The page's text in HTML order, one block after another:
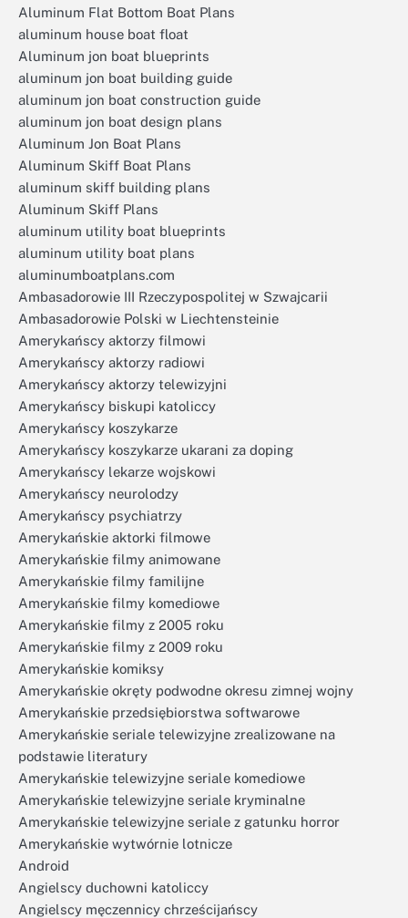
Aluminum Flat Bottom Boat Plans
aluminum house boat float
Aluminum jon boat blueprints
aluminum jon boat building guide
aluminum jon boat construction guide
aluminum jon boat design plans
Aluminum Jon Boat Plans
Aluminum Skiff Boat Plans
aluminum skiff building plans
Aluminum Skiff Plans
aluminum utility boat blueprints
aluminum utility boat plans
aluminumboatplans.com
Ambasadorowie III Rzeczypospolitej w Szwajcarii
Ambasadorowie Polski w Liechtensteinie
Amerykańscy aktorzy filmowi
Amerykańscy aktorzy radiowi
Amerykańscy aktorzy telewizyjni
Amerykańscy biskupi katoliccy
Amerykańscy koszykarze
Amerykańscy koszykarze ukarani za doping
Amerykańscy lekarze wojskowi
Amerykańscy neurolodzy
Amerykańscy psychiatrzy
Amerykańskie aktorki filmowe
Amerykańskie filmy animowane
Amerykańskie filmy familijne
Amerykańskie filmy komediowe
Amerykańskie filmy z 2005 roku
Amerykańskie filmy z 2009 roku
Amerykańskie komiksy
Amerykańskie okręty podwodne okresu zimnej wojny
Amerykańskie przedsiębiorstwa softwarowe
Amerykańskie seriale telewizyjne zrealizowane na
podstawie literatury
Amerykańskie telewizyjne seriale komediowe
Amerykańskie telewizyjne seriale kryminalne
Amerykańskie telewizyjne seriale z gatunku horror
Amerykańskie wytwórnie lotnicze
Android
Angielscy duchowni katoliccy
Angielscy męczennicy chrześcijańscy